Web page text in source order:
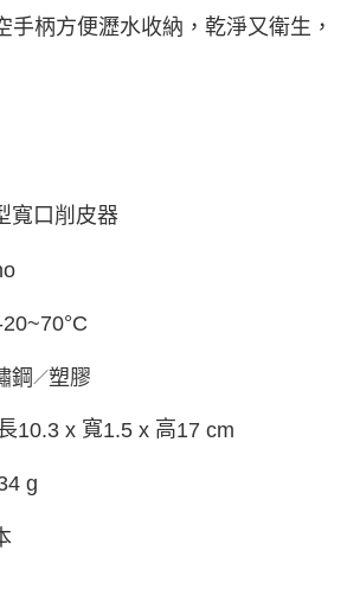
手柄方便瀝水收納，乾淨又衛生，
寬口削皮器
°C
鋼 ／塑膠
10.3 x 寬1.5 x 高17 cm
g